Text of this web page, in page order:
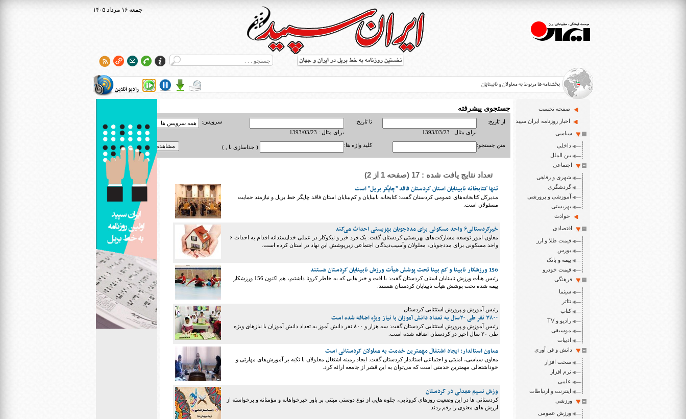
۱۴۰۵ جمعه ۱۶ مرداد
رادیو آنلاین
بخشنامه ها مربوط به معلولان و نابینایان
>
قانون حمایت از حقوق معلولان
اخبار حوزه معلولان و نابینایان
>
ایران سپید سایت خبری نابینایان و تنها روزنامه به خط بریل در جهان
>
صفحه نخست
اخبار روزنامه ایران سپید
سیاسی
داخلی
بین الملل
اجتماعی
شهری و رفاهی
گردشگری
آموزشی و پرورشی
بهزیستی
حوادث
اقتصادی
قیمت طلا و ارز
بورس
بیمه و بانک
قیمت خودرو
فرهنگی
سینما
تئاتر
کتاب
رادیو و TV
موسیقی
ادبیات
دانش و فن آوری
سخت افزار
نرم افزار
علمی
اینترنت و ارتباطات
ورزشی
ورزش عمومی
جستجوی پیشرفته
از تاریخ:
برای مثال : 1393/03/23
تا تاریخ:
برای مثال : 1393/03/23
سرویس:
متن جستجو: کلید واژه ها: ( جداسازی با , )
تعداد نتایج یافت شده : 17 (صفحه 1 از 2)
تنها کتابخانه نابینایان استان کردستان فاقد "چاپگر بریل" است
مدیرکل کتابخانه‌های عمومی کردستان گفت: کتابخانه نابینایان و کم‌بینایان استان فاقد چاپگر خط بریل و نیازمند حمایت
مسئولان است.
خیرکردستانی۶ واحد مسکونی برای مددجویان بهزیستی احداث می‌کند
معاون امور توسعه مشارکت‌های بهزیستی کردستان گفت: یک فرد خیر و نیکوکار در عملی خداپسندانه اقدام به احداث ۶
واحد مسکونی برای مددجویان، معلولان وآسیب‌دیدگان اجتماعی زیرپوشش این نهاد در استان کرده است.
156 ورزشکار نابینا و کم بینا تحت پوشش هیأت ورزش نابینایان کردستان هستند
رئیس هیأت ورزش نابینایان استان کردستان گفت: با افت و خیز هایی که به خاطر کرونا داشتیم، هم اکنون 156 ورزشکار
بیمه شده تحت پوشش هیأت نابینایان کردستان هستند.
رئیس آموزش و پرورش استثنایی کردستان:
۳۸۰۰ نفر طی ۲۰سال به تعداد دانش آموزان با نیاز ویژه اضافه شده است
رئیس آموزش و پرورش استثنایی کردستان گفت: سه هزار و ۸۰۰ نفر دانش آموز به تعداد دانش آموزان با نیازهای ویژه
طی ۲۰ سال اخیر در کردستان اضافه شده است.
معاون استاندار: ایجاد اشتغال مهمترین خدمت به معلولان کردستانی است
معاون سیاسی، امنیتی و اجتماعی استاندار کردستان گفت: ایجاد زمینه اشتغال معلولان با تکیه بر آموزش‌های مهارتی و
خوداشتغالی مهمترین خدمتی است که می‌توان به این قشر از جامعه ارائه کرد.
وزش نسیم همدلی در کردستان
کردستانی ها در این وضعیت روزهای کرونایی، جلوه هایی از نوع دوستی مبتنی بر باور خیرخواهانه و مؤمنانه و برخواسته از
ارزش های معنوی را رقم زدند.